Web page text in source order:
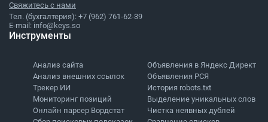
Свяжитесь с нами
Тел. (бухгалтерия): +7 (962) 761-62-39
E-mail: info@keys.so
Инструменты
Анализ сайта
Анализ внешних ссылок
Трекер ИИ
Мониторинг позиций
Онлайн парсер Вордстат
Объявления в Яндекс Директ
Объявления РСЯ
История robots.txt
Выделение уникальных слов
Чистка неявных дублей